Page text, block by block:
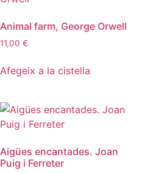
Animal farm, George Orwell
11,00 €
Afegeix a la cistella
Aigües encantades. Joan
Puig i Ferreter